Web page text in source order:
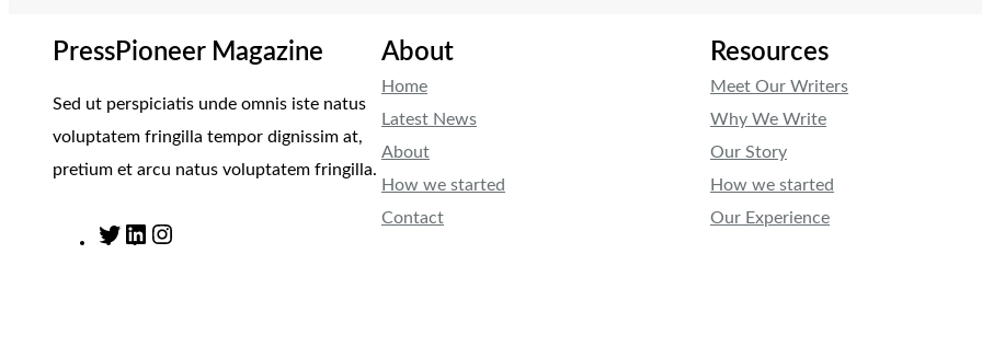
PressPioneer Magazine
Sed ut perspiciatis unde omnis iste natus
voluptatem fringilla tempor dignissim at,
pretium et arcu natus voluptatem fringilla.
T
L
About
Home
Latest News
About
How we started
Contact
Resources
Meet Our Writers
Why We Write
Our Story
How we started
Our Experience